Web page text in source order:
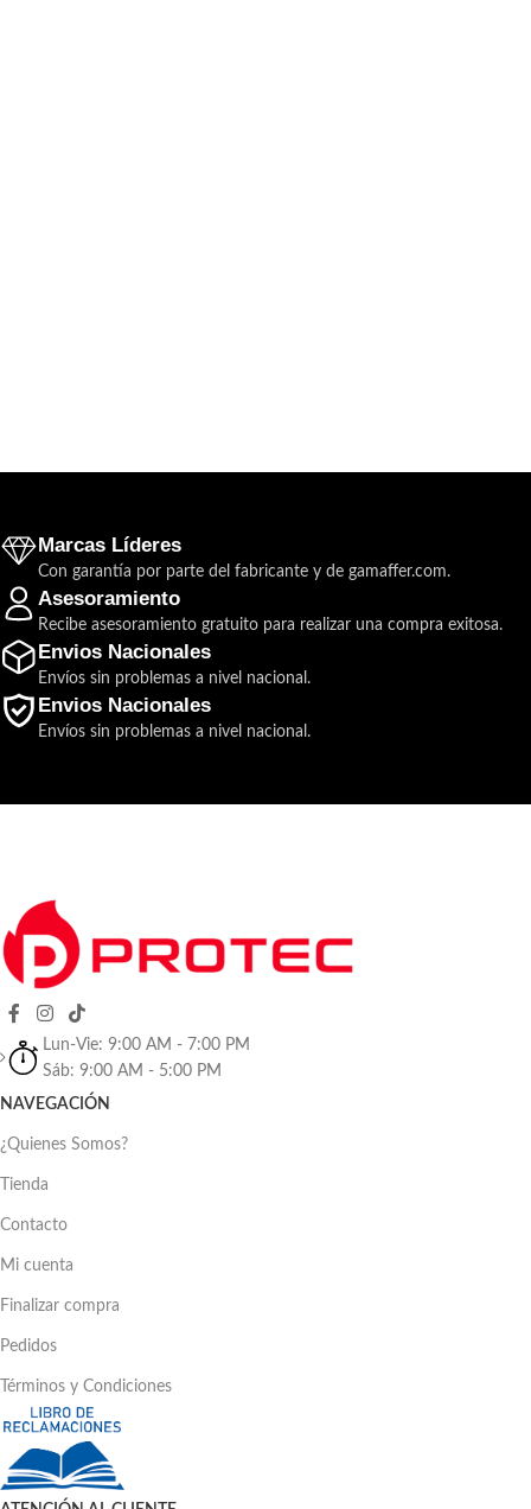
Marcas Líderes
Con garantía por parte del fabricante y de gamaffer.com.
Asesoramiento
Recibe asesoramiento gratuito para realizar una compra exitosa.
Envios Nacionales
Envíos sin problemas a nivel nacional.
Envios Nacionales
Envíos sin problemas a nivel nacional.
Lun-Vie: 9:00 AM - 7:00 PM
Sáb: 9:00 AM - 5:00 PM
NAVEGACIÓN
¿Quienes Somos?
Tienda
Contacto
Mi cuenta
Finalizar compra
Pedidos
Términos y Condiciones